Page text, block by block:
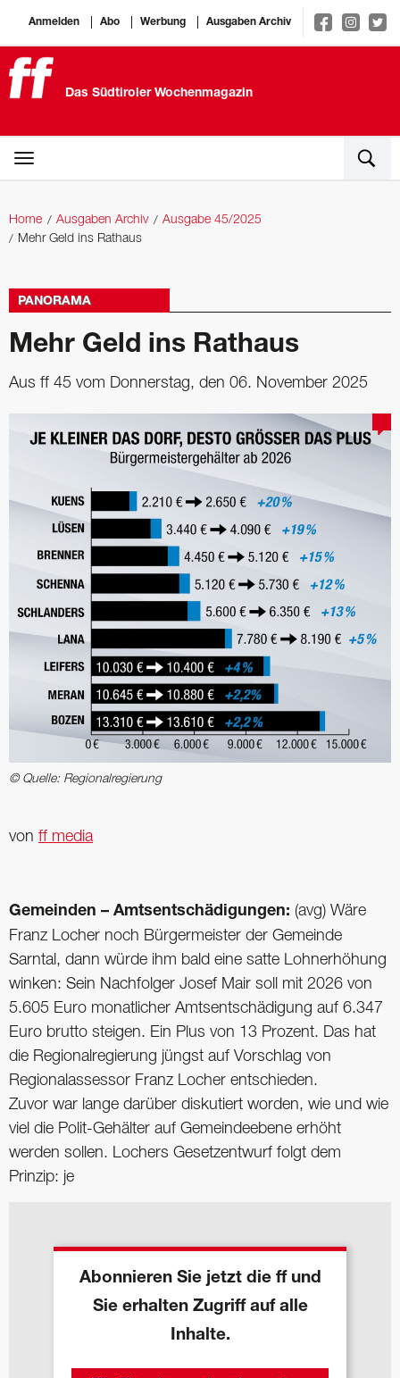
Anmelden Abo Werbung Ausgaben Archiv
Das Südtiroler Wochenmagazin
Home Ausgaben Archiv
Ausgabe 45/2025
Mehr Geld ins Rathaus
PANORAMA
Mehr Geld ins Rathaus
Aus ff 45 vom Donnerstag, den 06. November 2025
© Quelle: Regionalregierung
von ff media
Gemeinden – Amtsentschädigungen: (avg) Wäre
Franz Locher noch Bürgermeister der Gemeinde
Sarntal, dann würde ihm bald eine satte Lohnerhöhung
winken: Sein Nachfolger Josef Mair soll mit 2026 von
5.605 Euro monatlicher Amtsentschädigung auf 6.347
Euro brutto steigen. Ein Plus von 13 Prozent. Das hat
die Regionalregierung jüngst auf Vorschlag von
Regionalassessor Franz Locher entschieden.
Zuvor war lange darüber diskutiert worden, wie und wie
viel die Polit-Gehälter auf Gemeindeebene erhöht
werden sollen. Lochers Gesetzentwurf folgt dem
Prinzip: je
Abonnieren Sie jetzt die ff und
Sie erhalten Zugriff auf alle
Inhalte.